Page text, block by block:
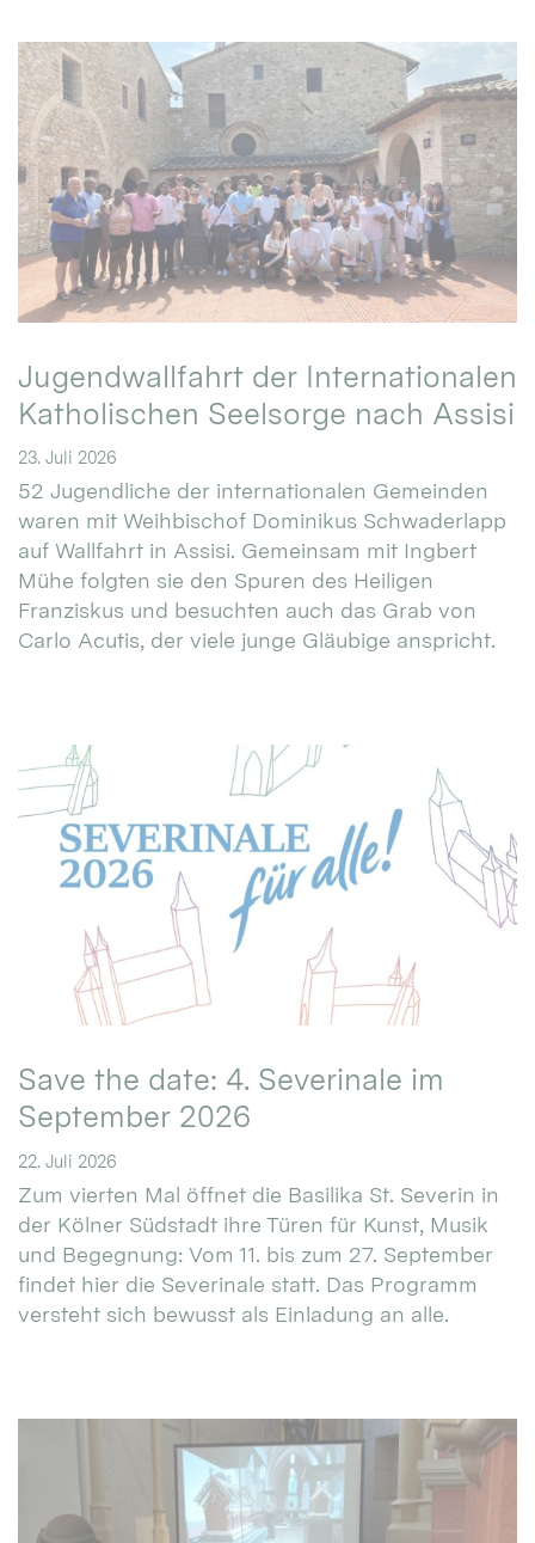
Jugendwallfahrt der Internationalen
Katholischen Seelsorge nach Assisi
23. Juli 2026
52 Jugendliche der internationalen Gemeinden
waren mit Weihbischof Dominikus Schwaderlapp
auf Wallfahrt in Assisi. Gemeinsam mit Ingbert
Mühe folgten sie den Spuren des Heiligen
Franziskus und besuchten auch das Grab von
Carlo Acutis, der viele junge Gläubige anspricht.
Save the date: 4. Severinale im
September 2026
22. Juli 2026
Zum vierten Mal öffnet die Basilika St. Severin in
der Kölner Südstadt ihre Türen für Kunst, Musik
und Begegnung: Vom 11. bis zum 27. September
findet hier die Severinale statt. Das Programm
versteht sich bewusst als Einladung an alle.